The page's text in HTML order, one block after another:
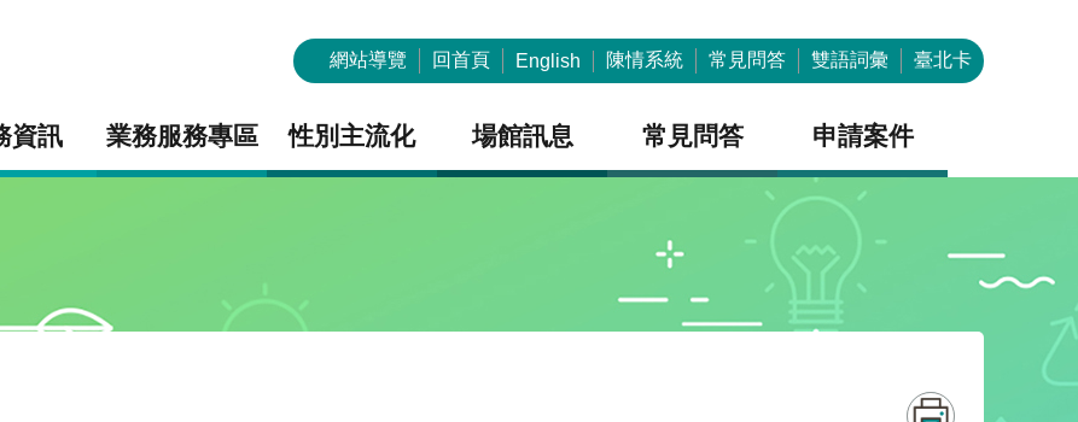
網站導覽 回首頁 English 陳情系統 常見問答 雙語詞彙 臺北卡
資訊 業務服務專區 性別主流化 場館訊息 常見問答 申請案件